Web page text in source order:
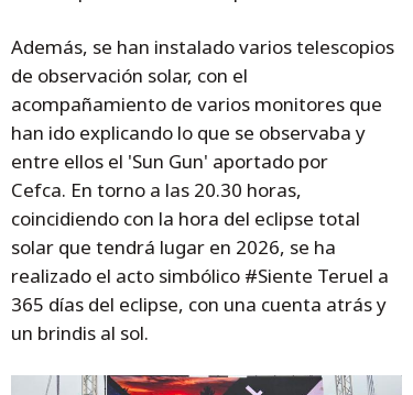
Además, se han instalado varios telescopios
de observación solar, con el
acompañamiento de varios monitores que
han ido explicando lo que se observaba y
entre ellos el 'Sun Gun' aportado por
Cefca. En torno a las 20.30 horas,
coincidiendo con la hora del eclipse total
solar que tendrá lugar en 2026, se ha
realizado el acto simbólico #Siente Teruel a
365 días del eclipse, con una cuenta atrás y
un brindis al sol.